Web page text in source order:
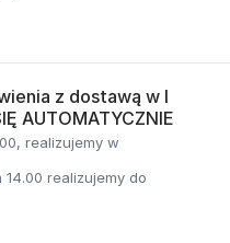
z dostawą w I
AUTOMATYCZNIE
realizujemy w
14.00 realizujemy do